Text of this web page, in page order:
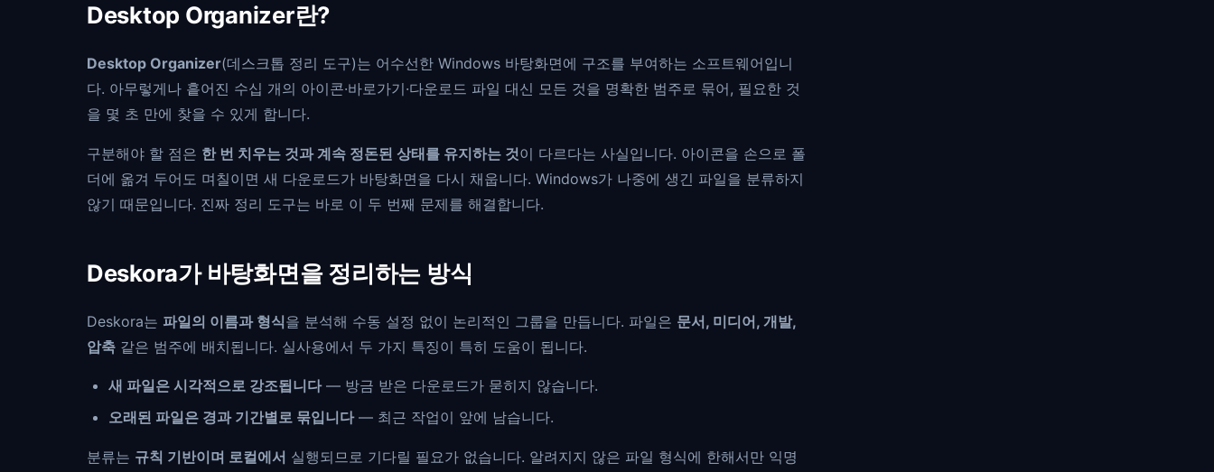
Desktop Organizer란?
Desktop Organizer(데스크톱 정리 도구)는 어수선한 Windows 바탕화면에 구조를 부여하는 소프트웨어입니
다. 아무렇게나 흩어진 수십 개의 아이콘·바로가기·다운로드 파일 대신 모든 것을 명확한 범주로 묶어, 필요한 것
을 몇 초 만에 찾을 수 있게 합니다.
구분해야 할 점은 한 번 치우는 것과 계속 정돈된 상태를 유지하는 것이 다르다는 사실입니다. 아이콘을 손으로 폴
더에 옮겨 두어도 며칠이면 새 다운로드가 바탕화면을 다시 채웁니다. Windows가 나중에 생긴 파일을 분류하지
않기 때문입니다. 진짜 정리 도구는 바로 이 두 번째 문제를 해결합니다.
Deskora가 바탕화면을 정리하는 방식
Deskora는 파일의 이름과 형식을 분석해 수동 설정 없이 논리적인 그룹을 만듭니다. 파일은 문서, 미디어, 개발,
압축 같은 범주에 배치됩니다. 실사용에서 두 가지 특징이 특히 도움이 됩니다.
새 파일은 시각적으로 강조됩니다— 방금 받은 다운로드가 묻히지 않습니다.
오래된 파일은 경과 기간별로 묶입니다— 최근 작업이 앞에 남습니다.
분류는 규칙 기반이며 로컬에서 실행되므로 기다릴 필요가 없습니다. 알려지지 않은 파일 형식에 한해서만 익명